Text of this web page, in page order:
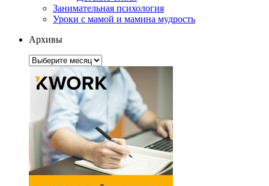
Занимательная психология
Уроки с мамой и мамина мудрость
Архивы
Архивы